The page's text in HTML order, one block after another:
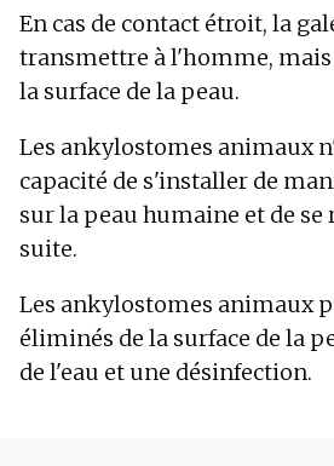
En cas de contact étroit, la
transmettre à l'homme, mais
la surface de la peau.
Les ankylostomes animaux
capacité de s'installer de
sur la peau humaine et de
suite.
Les ankylostomes animaux
éliminés de la surface de la
de l'eau et une désinfection.